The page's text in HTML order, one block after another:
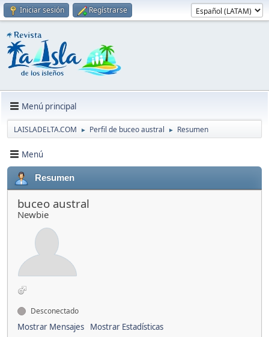
Iniciar sesión Regístrarse
Menú principal
LAISLADELTA.COM ► Perfil de buceo austral ► Resumen
Menú
Resumen
buceo austral
Newbie
Desconectado
Mostrar Mensajes
Mostrar Estadísticas